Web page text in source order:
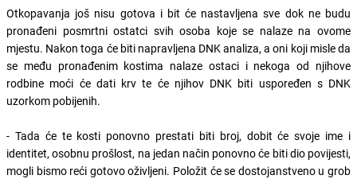
Otkopavanja još nisu gotova i bit će nastavljena sve dok ne budu
pronađeni posmrtni ostatci svih osoba koje se nalaze na ovome
mjestu. Nakon toga će biti napravljena DNK analiza, a oni koji misle da
se među pronađenim kostima nalaze ostaci i nekoga od njihove
rodbine moći će dati krv te će njihov DNK biti uspoređen s DNK
uzorkom pobijenih.
- Tada će te kosti ponovno prestati biti broj, dobit će svoje ime i
identitet, osobnu prošlost, na jedan način ponovno će biti dio povijesti,
mogli bismo reći gotovo oživljeni. Položit će se dostojanstveno u grob